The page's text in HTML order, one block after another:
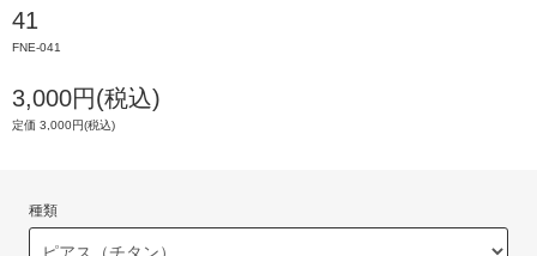
41
FNE-041
3,000円(税込)
定価 3,000円(税込)
種類